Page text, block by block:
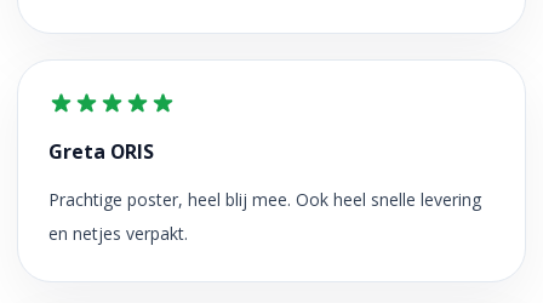
Greta ORIS
Prachtige poster, heel blij mee. Ook heel snelle levering
en netjes verpakt.